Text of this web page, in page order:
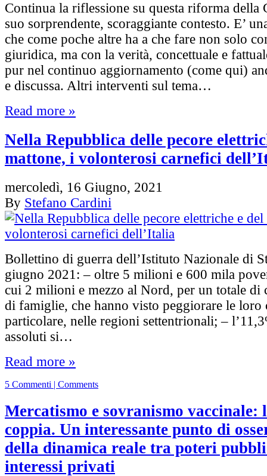
Continua la riflessione su questa riforma della
suo sorprendente, scoraggiante contesto. E’
che come poche altre ha a che fare non solo
giuridica, ma con la verità, concettuale e
pur nel continuo aggiornamento (come qui)
e discussa. Altri interventi sul tema…
Read more »
Nella Repubblica delle pecore
mattone, i volonterosi carnefici
mercoledì, 16 Giugno, 2021
By Stefano Cardini
Bollettino di guerra dell’Istituto Nazionale di
giugno 2021: – oltre 5 milioni e 600 mila
cui 2 milioni e mezzo al Nord, per un totale di
di famiglie, che hanno visto peggiorare le
particolare, nelle regioni settentrionali; –
assoluti si…
Read more »
5 Commenti | Comments
Mercatismo e sovranismo vaccinale:
coppia. Un interessante punto di
della dinamica reale tra poteri
interessi privati